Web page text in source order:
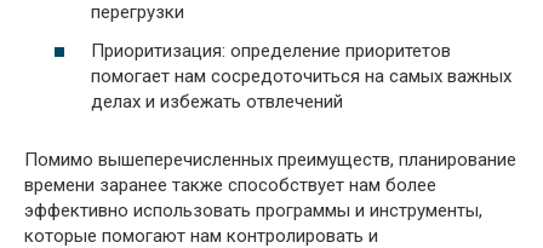
перегрузки
Приоритизация: определение приоритетов
помогает нам сосредоточиться на самых важных
делах и избежать отвлечений
Помимо вышеперечисленных преимуществ, планирование
времени заранее также способствует нам более
эффективно использовать программы и инструменты,
которые помогают нам контролировать и